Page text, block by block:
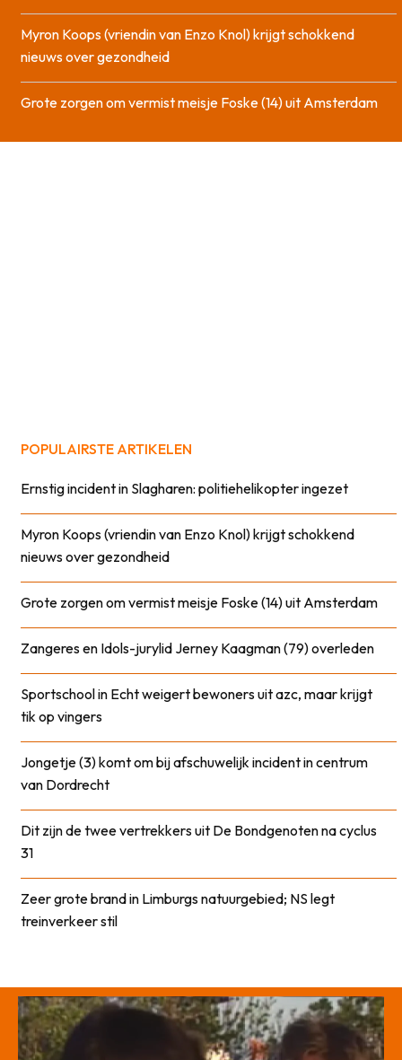
Myron Koops (vriendin van Enzo Knol) krijgt schokkend
nieuws over gezondheid
Grote zorgen om vermist meisje Foske (14) uit Amsterdam
POPULAIRSTE ARTIKELEN
Ernstig incident in Slagharen: politiehelikopter ingezet
Myron Koops (vriendin van Enzo Knol) krijgt schokkend
nieuws over gezondheid
Grote zorgen om vermist meisje Foske (14) uit Amsterdam
Zangeres en Idols-jurylid Jerney Kaagman (79) overleden
Sportschool in Echt weigert bewoners uit azc, maar krijgt
tik op vingers
Jongetje (3) komt om bij afschuwelijk incident in centrum
van Dordrecht
Dit zijn de twee vertrekkers uit De Bondgenoten na cyclus
31
Zeer grote brand in Limburgs natuurgebied; NS legt
treinverkeer stil